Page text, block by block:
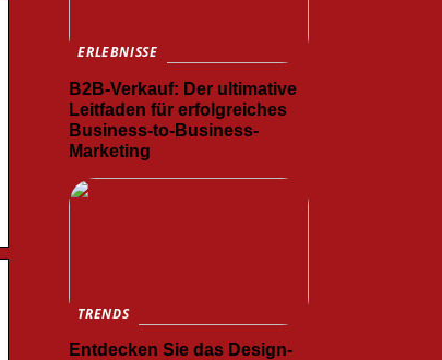
ERLEBNISSE
B2B-Verkauf: Der ultimative
Leitfaden für erfolgreiches
Business-to-Business-
Marketing
TRENDS
Entdecken Sie das Design-